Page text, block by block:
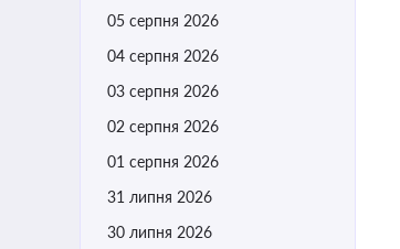
05 серпня 2026
04 серпня 2026
03 серпня 2026
02 серпня 2026
01 серпня 2026
31 липня 2026
30 липня 2026